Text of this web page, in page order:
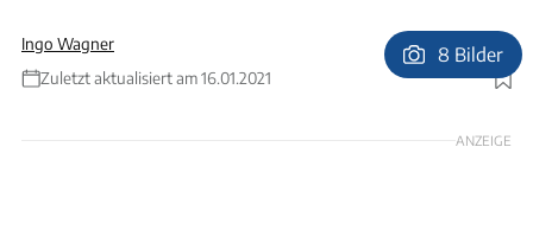
Ingo Wagner
Zuletzt aktualisiert am 16.01.2021
Foto: Andreas Nilsson
8 Bilder
ANZEIGE